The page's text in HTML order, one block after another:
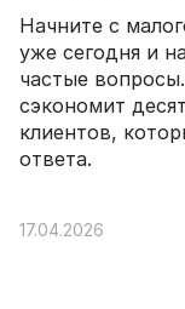
Начните с
уже сегодня и
частые
сэкономит
клиентов,
ответа.
17.04.2026